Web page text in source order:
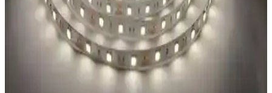
Eray Ayınlatma 2560-3+1 ve 9278-40 modellerinin özellikleri,
kullanıcı yorumları ve karşılaştırmasıyla evinize en uygun LED
avizeyi seçmenize yardımcı oluyoruz.
Janva 10 Metrelik Bluetooth Kontrollü RGB LED
Şerit ile Modern Aydınlatma Çözümleri